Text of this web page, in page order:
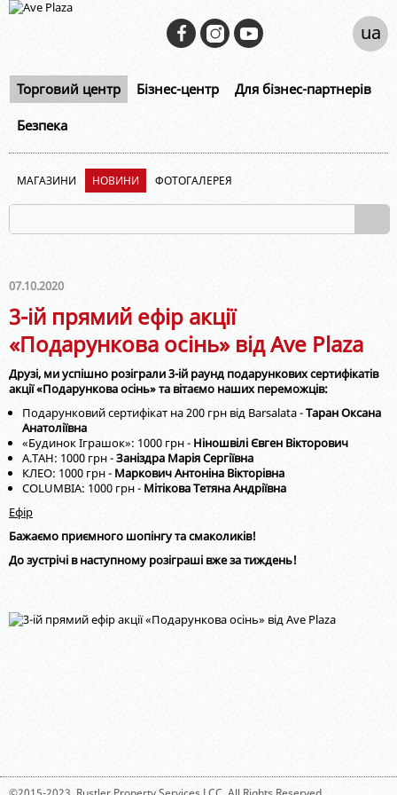
Торговий центр Бізнес-центр Для бізнес-партнерів
Безпека
ua
МАГАЗИНИ НОВИНИ ФОТОГАЛЕРЕЯ
07.10.2020
3-ій прямий ефір акції
«Подарункова осінь» від Ave Plaza
Друзі, ми успішно розіграли 3-ій раунд подарункових сертифікатів
акції «Подарункова осінь» та вітаємо наших переможців:
Подарунковий сертифікат на 200 грн від Barsalata -Таран Оксана
Анатоліївна
«Будинок Іграшок»: 1000 грн - Ніношвілі Євген Вікторович
A.ТАН: 1000 грн -Заніздра Марія Сергіївна
КЛЕО: 1000 грн - Маркович Антоніна Вікторівна
COLUMBIA: 1000 грн - Мітікова Тетяна Андріївна
Ефір
Бажаємо приємного шопінгу та смаколиків!
До зустрічі в наступному розіграші вже за тиждень!